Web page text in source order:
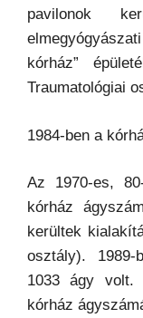
pavilonok
kórház”
Traumatológiai
1984-ben a
Az 1970-es,
kórház
kerültek
osztály).
1033 ágy volt.
kórház